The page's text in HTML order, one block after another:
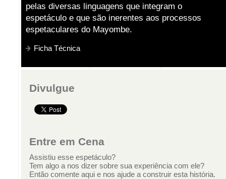
pelas diversas linguagens que integram o
espetáculo e que são inerentes aos processos
espetaculares do Mayombe.
Ficha Técnica
Divulgue
Entre em Cena
Assistiu esse espetáculo?
Tem algo a nos dizer sobre sua experiência com ele?
Então comente aqui e nos ajude a construir esta história.